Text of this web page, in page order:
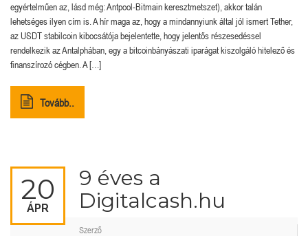
egyértelműen az, lásd még: Antpool-Bitmain keresztmetszet), akkor talán
lehetséges ilyen cím is. A hír maga az, hogy a mindannyiunk által jól ismert Tether,
az USDT stabilcoin kibocsátója bejelentette, hogy jelentős részesedéssel
rendelkezik az Antalphában, egy a bitcoinbányászati ​​iparágat kiszolgáló hitelező és
finanszírozó cégben. A […]
Tovább..
20
ÁPR
9 éves a
Digitalcash.hu
Szerző